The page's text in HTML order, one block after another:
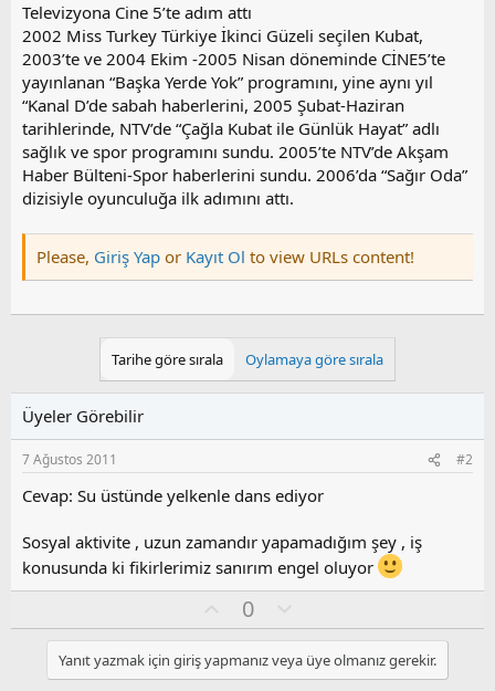
Televizyona Cine 5’te adım attı
2002 Miss Turkey Türkiye İkinci Güzeli seçilen Kubat,
2003’te ve 2004 Ekim -2005 Nisan döneminde CİNE5’te
yayınlanan “Başka Yerde Yok” programını, yine aynı yıl
“Kanal D’de sabah haberlerini, 2005 Şubat-Haziran
tarihlerinde, NTV’de “Çağla Kubat ile Günlük Hayat” adlı
sağlık ve spor programını sundu. 2005’te NTV’de Akşam
Haber Bülteni-Spor haberlerini sundu. 2006’da “Sağır Oda”
dizisiyle oyunculuğa ilk adımını attı.
Please, Giriş Yap or Kayıt Ol to view URLs content!
Tarihe göre sırala Oylamaya göre sırala
Üyeler Görebilir
7 Ağustos 2011 #2
Cevap: Su üstünde yelkenle dans ediyor
Sosyal aktivite , uzun zamandır yapamadığım şey , iş
konusunda ki fikirlerimiz sanırım engel oluyor
y
l
a
0
l
u
m
Yanıt yazmak için giriş yapmanız veya üye olmanız gerekir.